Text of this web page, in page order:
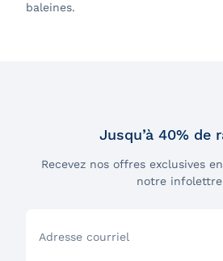
baleines.
Jusqu’à 40% de
Recevez nos offres exclusives
notre
Adresse courriel